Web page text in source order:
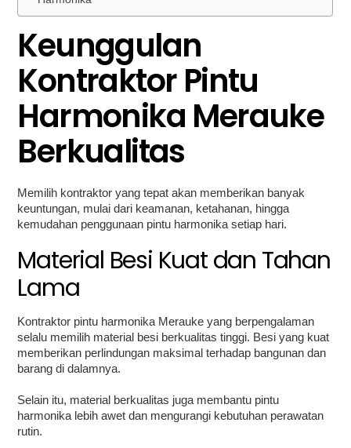
Keunggulan
Kontraktor Pintu
Harmonika Merauke
Berkualitas
Memilih kontraktor yang tepat akan memberikan banyak
keuntungan, mulai dari keamanan, ketahanan, hingga
kemudahan penggunaan pintu harmonika setiap hari.
Material Besi Kuat dan Tahan
Lama
Kontraktor pintu harmonika Merauke yang berpengalaman
selalu memilih material besi berkualitas tinggi. Besi yang kuat
memberikan perlindungan maksimal terhadap bangunan dan
barang di dalamnya.
Selain itu, material berkualitas juga membantu pintu
harmonika lebih awet dan mengurangi kebutuhan perawatan
rutin.